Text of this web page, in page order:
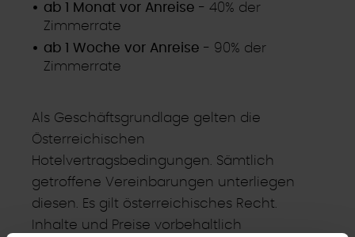
ab 1 Monat vor Anreise - 40% der
Zimmerrate
ab 1 Woche vor Anreise - 90% der
Zimmerrate
Als Geschäftsgrundlage gelten die
Österreichischen
Hotelvertragsbedingungen. Sämtlich
getroffene Vereinbarungen unterliegen
diesen. Es gilt österreichisches Recht.
Inhalte und Preise vorbehaltlich